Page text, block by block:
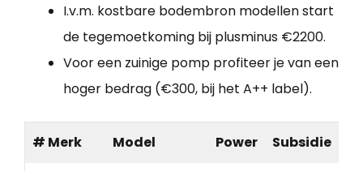
I.v.m. kostbare bodembron modellen start
de tegemoetkoming bij plusminus €2200.
Voor een zuinige pomp profiteer je van een
hoger bedrag (€300, bij het A++ label).
# Merk Model Power Subsidie